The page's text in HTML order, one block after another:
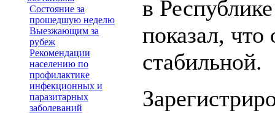
Состояние за
прошедшую неделю
Выезжающим за
рубеж
Рекомендации
населению по
профилактике
инфекционных и
паразитарных
заболеваний
в
показал, что
стабильной.